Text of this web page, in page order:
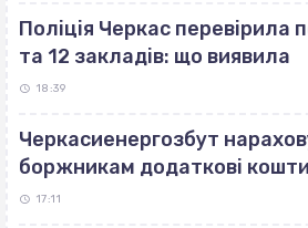
Поліція Черкас перевірила
та 12 закладів: що виявила
18:39
Черкасиенергозбут
боржникам додаткові кошти
17:11